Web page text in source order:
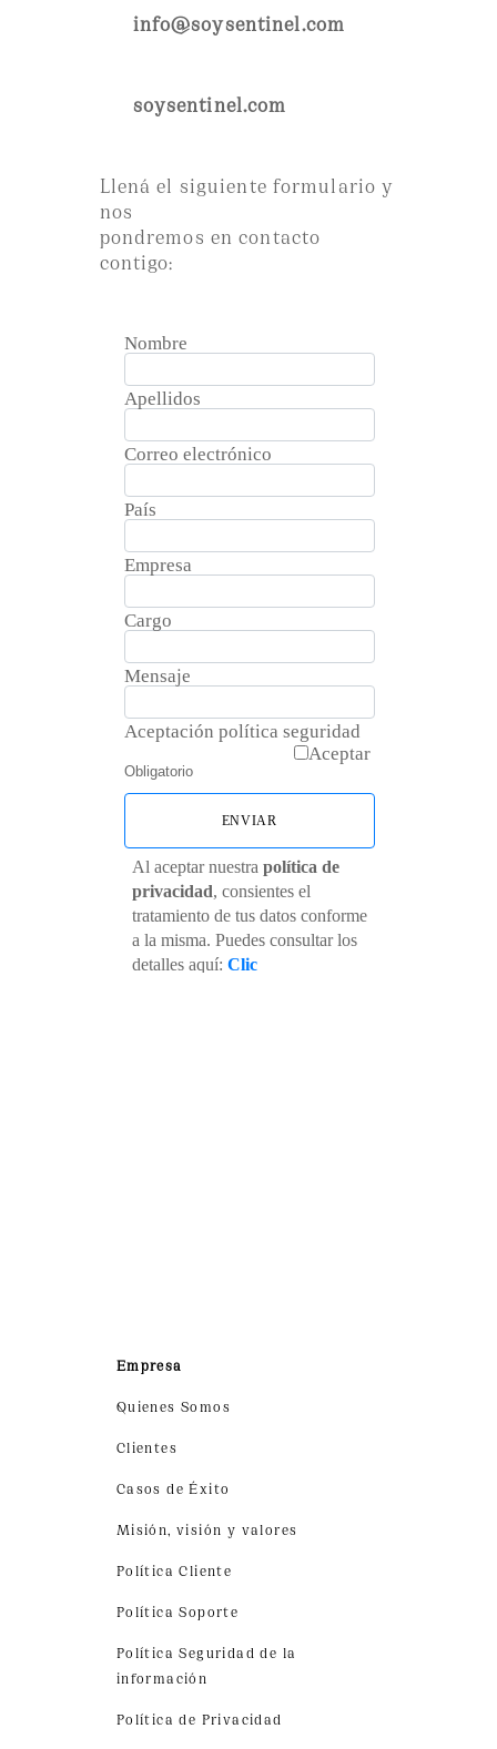
info@soysentinel.com
soysentinel.com
Llená el siguiente formulario y
nos
pondremos en contacto
contigo:
Empresa
Quienes Somos
Clientes
Casos de Éxito
Misión, visión y valores
Política Cliente
Política Soporte
Política Seguridad de la
información
Política de Privacidad